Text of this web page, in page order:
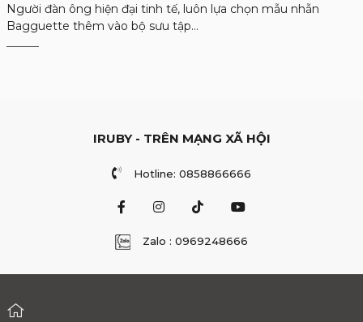
Người đàn ông hiện đại tinh tế, luôn lựa chọn mẫu nhẫn
Bagguette thêm vào bộ sưu tập...
IRUBY - TRÊN MẠNG XÃ HỘI
Hotline: 0858866666
Zalo : 0969248666